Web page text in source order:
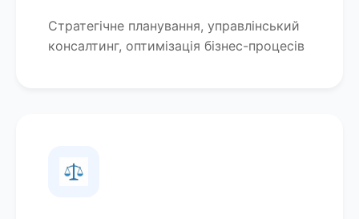
Стратегічне планування, управлінський
консалтинг, оптимізація бізнес-процесів